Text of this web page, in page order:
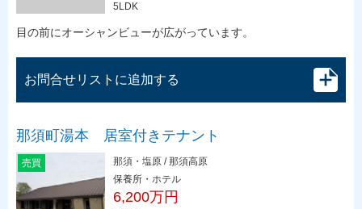
5LDK
目の前にオーシャンビューが広がっています。
お問合せリストに追加する
那須町湯本 居室付きテナント
売買
那須・塩原 / 那須高原
保養所・ホテル
6,200万円